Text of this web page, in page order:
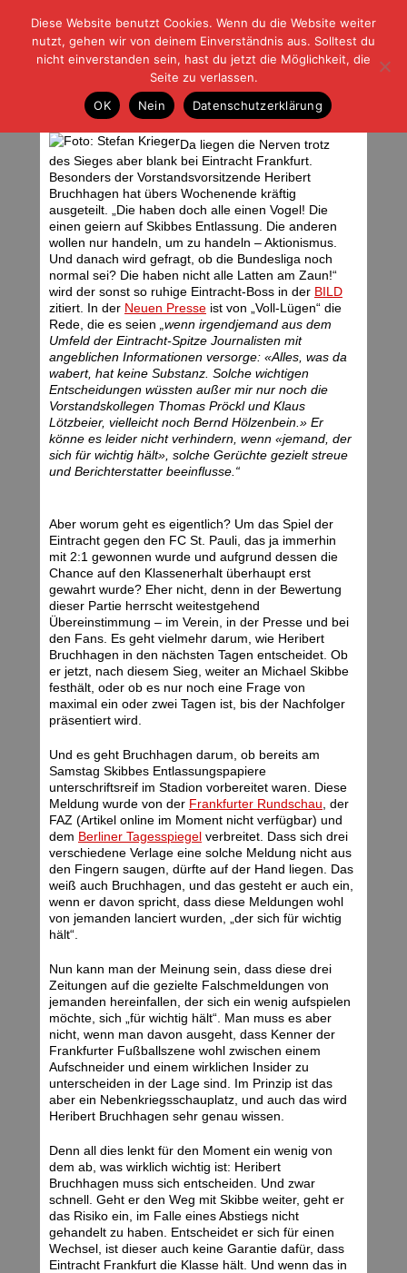
| | |BLOG-GFußball und der Rest
HOME|REGELN|IMPRESSUM |DATENSCHUTZ
Ein Sieg und keine Ruhe
Montag, 21.03.11 | 06:50 Uhr
Da liegen die Nerven trotz
des Sieges aber blank bei Eintracht Frankfurt.
Besonders der Vorstandsvorsitzende Heribert
Bruchhagen hat übers Wochenende kräftig
ausgeteilt. „Die haben doch alle einen Vogel! Die
einen geiern auf Skibbes Entlassung. Die anderen
wollen nur handeln, um zu handeln – Aktionismus.
Und danach wird gefragt, ob die Bundesliga noch
normal sei? Die haben nicht alle Latten am Zaun!“
wird der sonst so ruhige Eintracht-Boss in der BILD
zitiert. In der Neuen Presse ist von „Voll-Lügen“ die
Rede, die es seien
„wenn irgendjemand aus dem
Umfeld der Eintracht-Spitze Journalisten mit
angeblichen Informationen versorge: «Alles, was da
wabert, hat keine Substanz. Solche wichtigen
Entscheidungen wüssten außer mir nur noch die
Vorstandskollegen Thomas Pröckl und Klaus
Lötzbeier, vielleicht noch Bernd Hölzenbein.» Er
könne es leider nicht verhindern, wenn «jemand, der
sich für wichtig hält», solche Gerüchte gezielt streue
und Berichterstatter beeinflusse.“
Aber worum geht es eigentlich? Um das Spiel der
Eintracht gegen den FC St. Pauli, das ja immerhin
mit 2:1 gewonnen wurde und aufgrund dessen die
Chance auf den Klassenerhalt überhaupt erst
gewahrt wurde? Eher nicht, denn in der Bewertung
dieser Partie herrscht weitestgehend
Übereinstimmung – im Verein, in der Presse und bei
den Fans. Es geht vielmehr darum, wie Heribert
Bruchhagen in den nächsten Tagen entscheidet. Ob
er jetzt, nach diesem Sieg, weiter an Michael Skibbe
festhält, oder ob es nur noch eine Frage von
maximal ein oder zwei Tagen ist, bis der Nachfolger
präsentiert wird.
Und es geht Bruchhagen darum, ob bereits am
Samstag Skibbes Entlassungspapiere
unterschriftsreif im Stadion vorbereitet waren. Diese
Meldung wurde von der Frankfurter Rundschau , der
FAZ (Artikel online im Moment nicht verfügbar) und
dem Berliner Tagesspiegel verbreitet. Dass sich drei
verschiedene Verlage eine solche Meldung nicht aus
den Fingern saugen, dürfte auf der Hand liegen. Das
weiß auch Bruchhagen, und das gesteht er auch ein,
wenn er davon spricht, dass diese Meldungen wohl
von jemanden lanciert wurden, „der sich für wichtig
hält“.
Nun kann man der Meinung sein, dass diese drei
Zeitungen auf die gezielte Falschmeldungen von
jemanden hereinfallen, der sich ein wenig aufspielen
möchte, sich „für wichtig hält“. Man muss es aber
nicht, wenn man davon ausgeht, dass Kenner der
Frankfurter Fußballszene wohl zwischen einem
Aufschneider und einem wirklichen Insider zu
unterscheiden in der Lage sind. Im Prinzip ist das
aber ein Nebenkriegsschauplatz, und auch das wird
Heribert Bruchhagen sehr genau wissen.
Denn all dies lenkt für den Moment ein wenig von
dem ab, was wirklich wichtig ist: Heribert
Bruchhagen muss sich entscheiden. Und zwar
schnell. Geht er den Weg mit Skibbe weiter, geht er
das Risiko ein, im Falle eines Abstiegs nicht
gehandelt zu haben. Entscheidet er sich für einen
Wechsel, ist dieser auch keine Garantie dafür, dass
Eintracht Frankfurt die Klasse hält. Und wenn das in
Diese Website benutzt Cookies. Wenn du die Website weiter
nutzt, gehen wir von deinem Einverständnis aus. Solltest du
nicht einverstanden sein, hast du jetzt die Möglichkeit, die
Seite zu verlassen.
OK
Nein Datenschutzerklärung